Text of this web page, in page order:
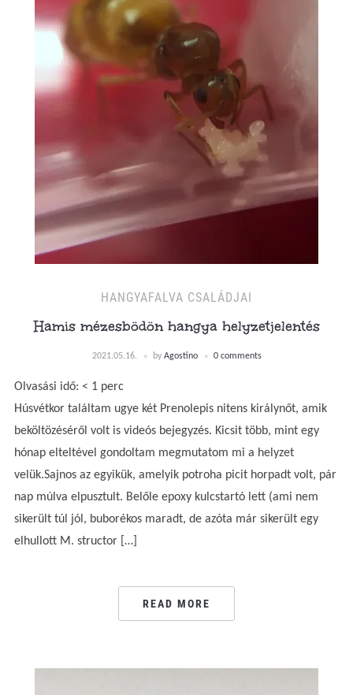
HANGYAFALVA CSALÁDJAI
Hamis mézesbödön hangya helyzetjelentés
2021.05.16. by Agostino 0 comments
Olvasási idő: < 1 perc
Húsvétkor találtam ugye két Prenolepis nitens királynőt, amik
beköltözéséről volt is videós bejegyzés. Kicsit több, mint egy
hónap elteltével gondoltam megmutatom mi a helyzet
velük.Sajnos az egyikük, amelyik potroha picit horpadt volt, pár
nap múlva elpusztult. Belőle epoxy kulcstartó lett (ami nem
sikerült túl jól, buborékos maradt, de azóta már sikerült egy
elhullott M. structor […]
READ MORE